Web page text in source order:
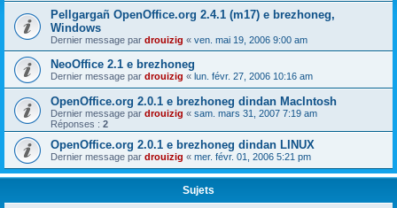
Pellgargañ OpenOffice.org 2.4.1 (m17) e brezhoneg,
Windows
Dernier message par drouizig « ven. mai 19, 2006 9:00 am
NeoOffice 2.1 e brezhoneg
Dernier message par drouizig « lun. févr. 27, 2006 10:16 am
OpenOffice.org 2.0.1 e brezhoneg dindan MacIntosh
Dernier message par drouizig « sam. mars 31, 2007 7:19 am
Réponses : 2
OpenOffice.org 2.0.1 e brezhoneg dindan LINUX
Dernier message par drouizig « mer. févr. 01, 2006 5:21 pm
Sujets